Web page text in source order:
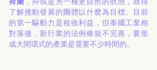
了解推動發展的團體以什麼為目標。目前
的第一驅動力是稅收利益，但泰國工業相
對落後，新行業的法例條規不完善，要形
成大閉環式的產業是需要不少時間的。